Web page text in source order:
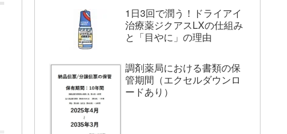
1日3回で潤う！ドライアイ
治療薬ジクアスLXの仕組み
と「目やに」の理由
調剤薬局における書類の保
管期間（エクセルダウンロ
ードあり）